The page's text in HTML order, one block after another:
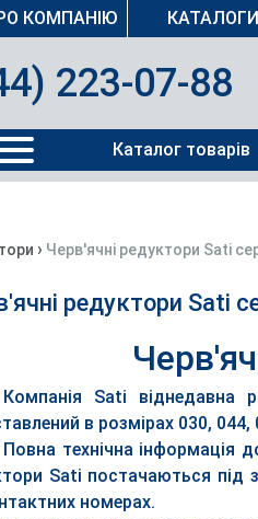
КОМПАНІЮ КАТАЛОГИ
223-07-88
Каталог товарів
› Черв'ячні редуктори Sati
редуктори Sati
Компанія Sati віднедавна
в розмірах 030, 044,
Повна технічна інформація
Sati постачаються під
номерах.